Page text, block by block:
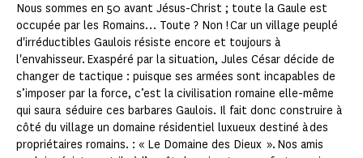
Nous sommes en 50 avant Jésus-Christ ; toute la Gaule est
occupée par les Romains… Toute ? Non ! Car un village peuplé
d'irréductibles Gaulois résiste encore et toujours à
l'envahisseur. Exaspéré par la situation, Jules César décide de
changer de tactique : puisque ses armées sont incapables de
s’imposer par la force, c’est la civilisation romaine elle-même
qui saura séduire ces barbares Gaulois. Il fait donc construire à
côté du village un domaine résidentiel luxueux destiné à des
propriétaires romains. : « Le Domaine des Dieux ». Nos amis